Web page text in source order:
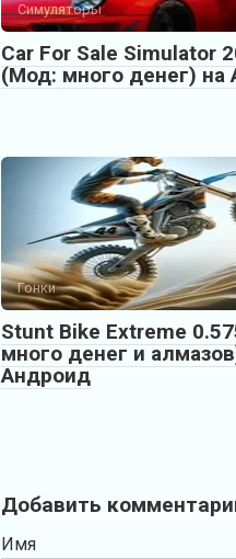
Симуляторы
Car For Sale Simulator
(Мод: много денег) на
Гонки
Stunt Bike Extreme
много денег и
Андроид
Добавить
Имя